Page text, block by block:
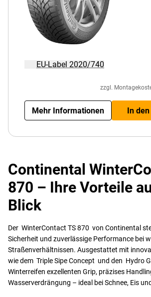
EU-Label 2020/740
zzgl.
Mehr Informationen In
Continental
870 – Ihre Vorteile
Blick
Der WinterContact TS 870 von Continental
Sicherheit und zuverlässige Performance bei
Straßenverhältnissen. Ausgestattet mit
wie dem Triple Sipe Concept und den Hydro
Winterreifen exzellenten Grip, präzises
Wasserverdrängung – ideal bei Schnee, Eis